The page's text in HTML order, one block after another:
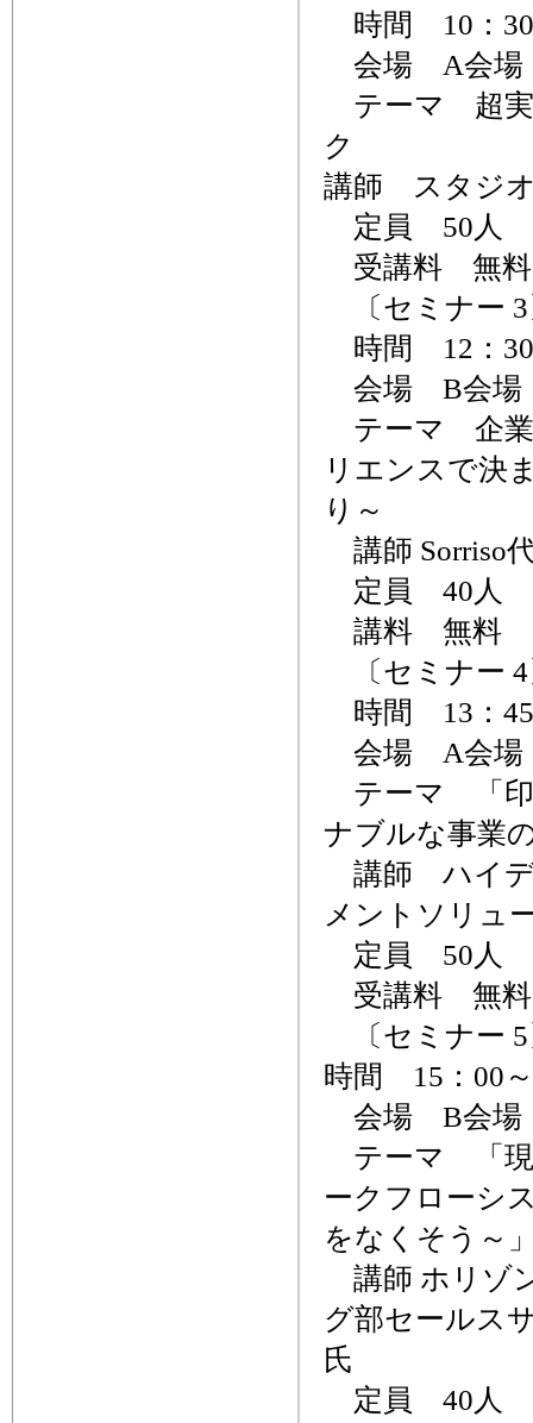
時間 10：30
会場 A会場
テーマ 超実
ク
講師 スタジ
定員 50人
受講料 無
〔セミナー 3
時間 12：30
会場 B会場
テーマ 企業
リエンスで決
り～
講師 Sorriso
定員 40人
講料 無料
〔セミナー 4
時間 13：45
会場 A会場
テーマ 「印
ナブルな事業
講師 ハイデ
メントソリュ
定員 50人
受講料 無料
〔セミナー 5
時間 15：00
会場 B会場
テーマ 「現
ークフローシ
をなくそう～
講師 ホリゾ
グ部セールス
氏
定員 40人